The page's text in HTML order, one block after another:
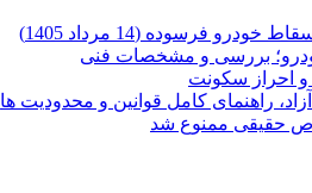
فرسوده (14 مرداد 1405)
و احراز سکونت
راهنمای کامل قوانین و محدودیت ها
حقیقی ممنوع شد